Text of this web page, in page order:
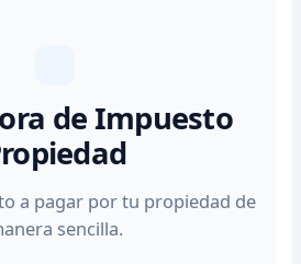
de Impuesto
a pagar por tu propiedad de
sencilla.